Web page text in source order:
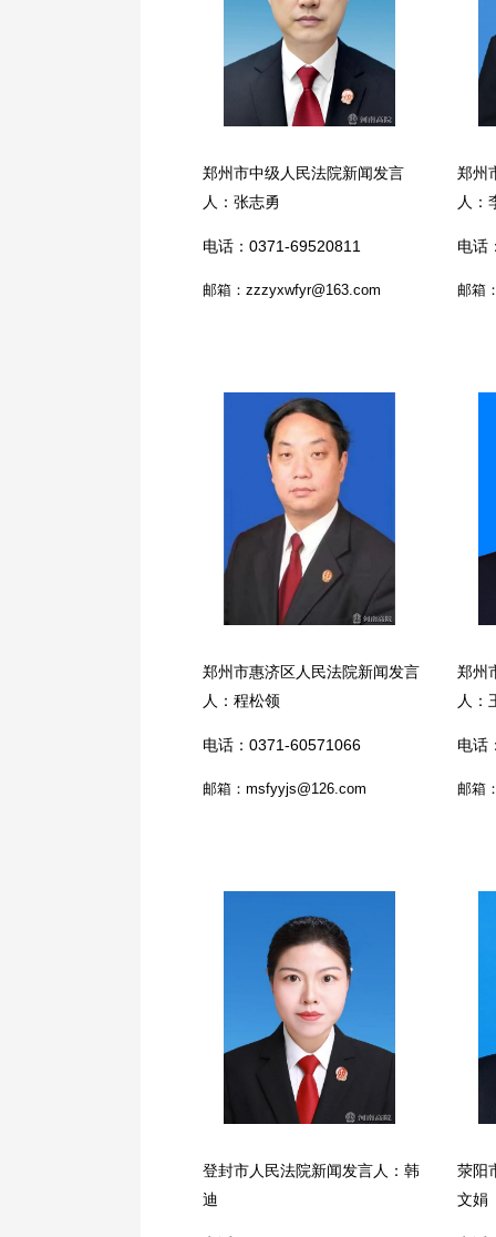
郑州市中级人民法院新闻发言
人：张志勇
电话：0371-69520811
邮箱：zzzyxwfyr@163.com
郑州
人：
电话
邮箱
郑州市惠济区人民法院新闻发言
人：程松领
电话：0371-60571066
邮箱：msfyyjs@126.com
郑州
人：
电话
邮箱
登封市人民法院新闻发言人：韩
迪
荥阳
文娟